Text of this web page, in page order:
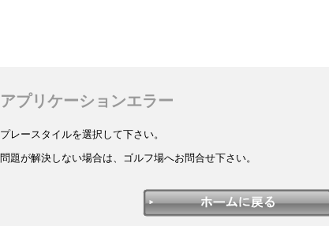
アプリケーションエラー
プレースタイルを選択して下さい。
問題が解決しない場合は、ゴルフ場へお問合せ下さい。